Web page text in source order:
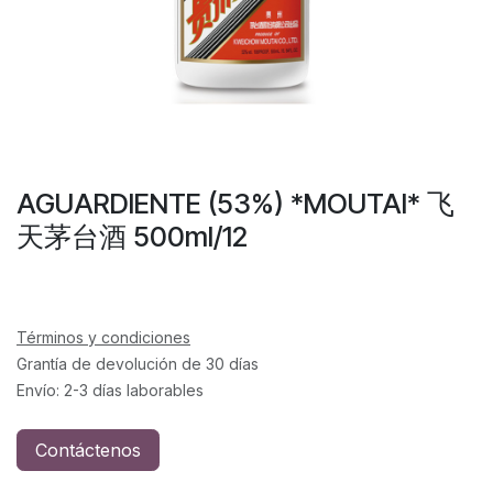
AGUARDIENTE (53%) *MOUTAI* 飞
天茅台酒 500ml/12
Términos y condiciones
Grantía de devolución de 30 días
Envío: 2-3 días laborables
Contáctenos